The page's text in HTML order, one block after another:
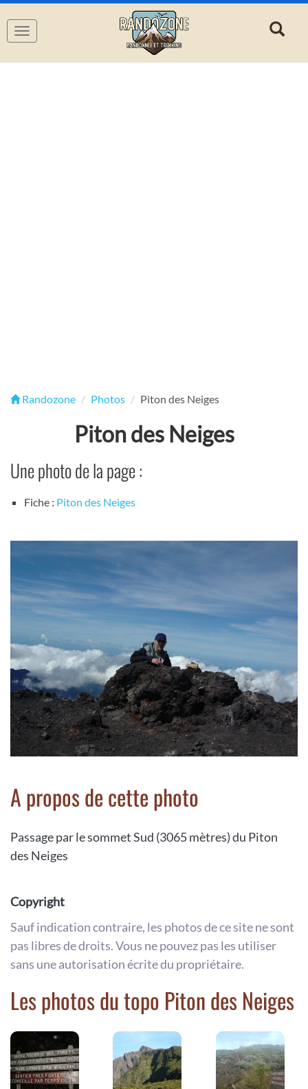
Navigation
Randozone Photos Piton des Neiges
Piton des Neiges
Une photo de la page :
Fiche : Piton des Neiges
A propos de cette photo
Passage par le sommet Sud (3065 mètres) du Piton
des Neiges
Copyright
Sauf indication contraire, les photos de ce site ne sont
pas libres de droits. Vous ne pouvez pas les utiliser
sans une autorisation écrite du propriétaire.
Les photos du topo Piton des Neiges